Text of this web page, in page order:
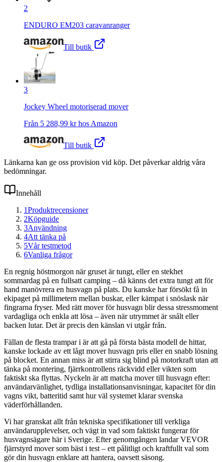
2
ENDURO EM203 caravanranger
Till butik
3
Jockey Wheel motoriserad mover
Från 5 288,99 kr hos Amazon
Till butik
Länkarna kan ge oss provision vid köp. Det påverkar aldrig våra
bedömningar.
Innehåll
1Produktrecensioner
2Köpguide
3Användning
4Att tänka på
5Vår testmetod
6Vanliga frågor
En regnig höstmorgon när gruset är tungt, eller en stekhet
sommardag på en fullsatt camping – då känns det extra tungt att för
hand manövrera en husvagn på plats. Du kanske har försökt få in
ekipaget på millimetern mellan buskar, eller kämpat i snöslask när
fingrarna fryser. Med rätt mover för husvagn blir dessa stressmoment
vardagliga och enkla att lösa – även när utrymmet är snålt eller
backen lutar. Det är precis den känslan vi utgår från.
Fällan de flesta trampar i är att gå på första bästa modell de hittar,
kanske lockade av ett lågt mover husvagn pris eller en snabb lösning
på blocket. En annan miss är att stirra sig blind på motorkraft utan att
tänka på montering, fjärrkontrollens räckvidd eller vikten som
faktiskt ska flyttas. Nyckeln är att matcha mover till husvagn efter:
användarvänlighet, tydliga installationsanvisningar, kapacitet för din
vagns vikt, batteritid samt hur väl systemet klarar svenska
väderförhållanden.
Vi har granskat allt från tekniska specifikationer till verkliga
användarupplevelser, och vägt in vad som faktiskt fungerar för
husvagnsägare här i Sverige. Efter genomgången landar VEVOR
fjärrstyrd mover som bäst i test – ett pålitligt och kraftfullt val som
gör din husvagn enklare att hantera, oavsett säsong.